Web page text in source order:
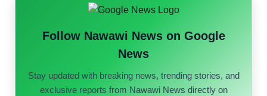
Follow Nawawi News on Google
News
Stay updated with breaking news, trending stories, and
exclusive reports from Nawawi News directly on